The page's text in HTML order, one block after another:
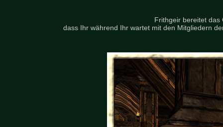
Frithgeir bereitet das
dass Ihr während Ihr wartet mit den Mitgliedern